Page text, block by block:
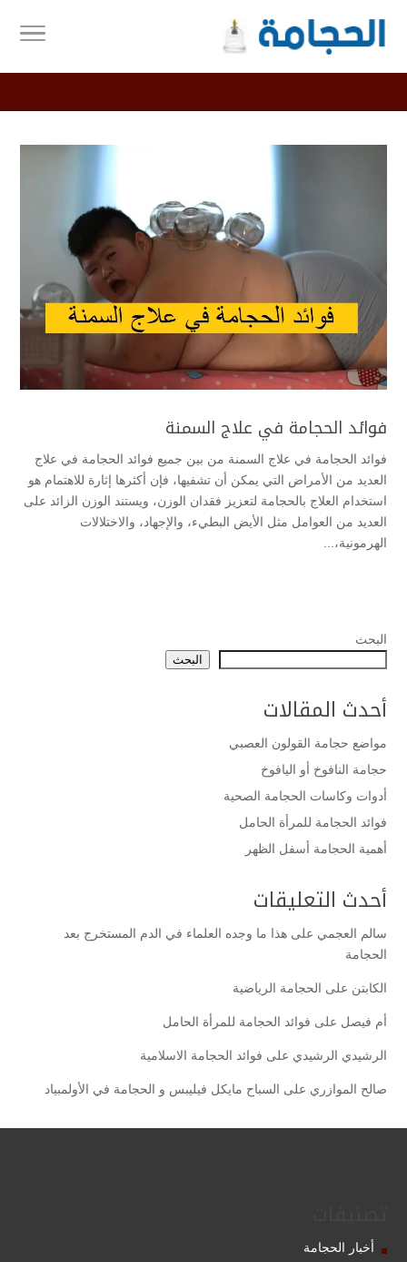
فوائد الحجامة في علاج السمنة
فوائد الحجامة في علاج السمنة من بين جميع فوائد الحجامة في علاج
العديد من الأمراض التي يمكن أن تشفيها، فإن أكثرها إثارة للاهتمام هو
استخدام العلاج بالحجامة لتعزيز فقدان الوزن، ويستند الوزن الزائد على
العديد من العوامل مثل الأيض البطيء، والإجهاد، والاختلالات
الهرمونية،...
البحث
البحث
أحدث المقالات
مواضع حجامة القولون العصبي
حجامة النافوخ أو اليافوخ
أدوات وكاسات الحجامة الصحية
فوائد الحجامة للمرأة الحامل
أهمية الحجامة أسفل الظهر
أحدث التعليقات
سالم العجمي على هذا ما وجده العلماء في الدم المستخرج بعد
الحجامة
الكابتن على الحجامة الرياضية
أم فيصل على فوائد الحجامة للمرأة الحامل
الرشيدي الرشيدي على فوائد الحجامة الاسلامية
صالح الموازري على السباح مايكل فيليبس و الحجامة في الأولمبياد
أخبار الحجامة